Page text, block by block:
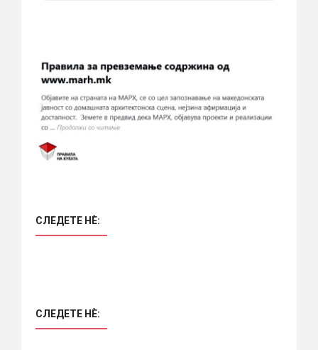
СЛЕДЕТЕ НÈ:
СЛЕДЕТЕ НÈ: